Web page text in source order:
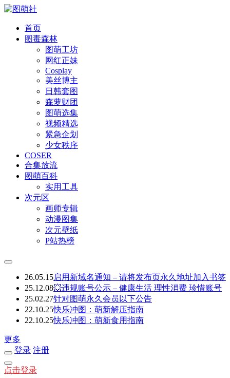
首页
图毒森林
图萌工坊
网红正妹
Cosplay
美丝博主
日韩套图
森萝财团
图萌选集
视频精选
紧急企划
少女秩序
COSER
合集放流
图萌百科
实用工具
次元区
画师专辑
动漫图集
次元壁纸
P站热榜
26.05.15启用新域名通知 – 请将发布页永久地址加入书签
25.12.08💥违规账号公示 – 健康生活 理性消费 珍惜账号
25.02.27针对图萌永久会员以下公告
22.10.25快乐冲图：萌新解压指南
22.10.25快乐冲图：萌新食用指南
更多
登录 注册
点击登录